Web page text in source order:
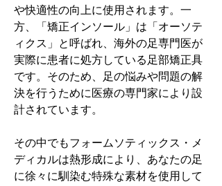
や快適性の向上に使用されます。一
方、「矯正インソール」は「オーソテ
ィクス」と呼ばれ、海外の足専門医が
実際に患者に処方している足部矯正具
です。そのため、足の悩みや問題の解
決を行うために医療の専門家により設
計されています。
その中でもフォームソティックス・メ
ディカルは熱形成により、あなたの足
に徐々に馴染む特殊な素材を使用して